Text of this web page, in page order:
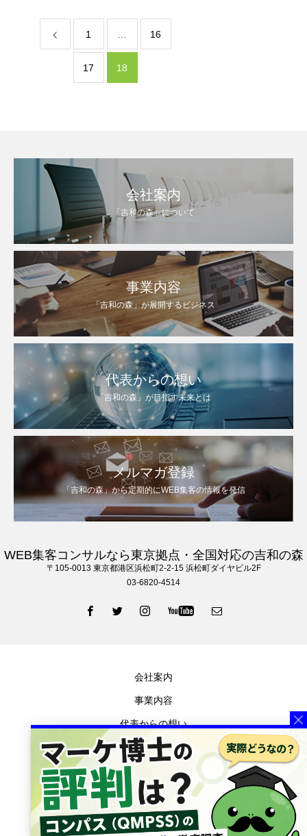
ライアンス、サービスの立ち上げ・運用、業
務改善。週刊誌編
1 16
17 18
会社案内
「吉和の森」について
事業内容
「吉和の森」が展開するビジネス
代表からの想い
「吉和の森」が目指す未来とは
メルマガ登録
「吉和の森」から定期的にWEB集客の情報を発信
WEB集客コンサルなら東京拠点・全国対応の吉和の森
〒105‐0013 東京都港区浜松町2-2-15 浜松町ダイヤビル2F
03-6820-4514
会社案内
事業内容
代表からの想い
お知らせ
メディア掲載
ブログ
プライバシーポリシー